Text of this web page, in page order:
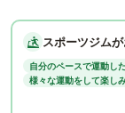
スポーツジム
自分のペースで運動し
様々な運動をして楽し